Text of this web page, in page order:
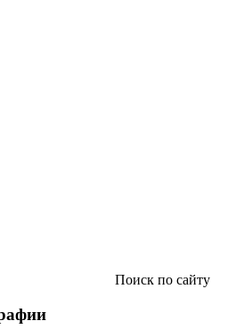
Поиск по сайту